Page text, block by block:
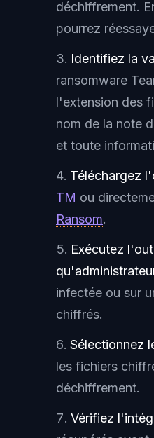
déchiffrement.
pourrez
Identifiez la
ransomware
l'extension des
nom de la note
et toute
Téléchargez
TM ou
Ransom.
Exécutez
infectée ou sur
chiffrés.
Sélectionnez
les fichiers
déchiffrement.
Vérifiez